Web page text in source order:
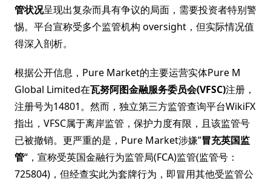
管状况呈现出复杂而具有争议的局面，需要投资者特别警
惕。平台宣称受多个监管机构 oversight，但实际情况值
得深入剖析。
根据公开信息，Pure Market的主要运营实体Pure M
Global Limited在瓦努阿图金融服务委员会(VFSC)注册，
注册号为14801。然而，独立第三方监管查询平台WikiFX
指出，VFSC属于离岸监管，保护力度有限，且该监管号
已被撤销。更严重的是，Pure Market涉嫌”冒充英国监
管“，宣称受英国金融行为监管局(FCA)监管(监管号：
725804)，但经查实此为套牌行为，即冒用其他受监管公